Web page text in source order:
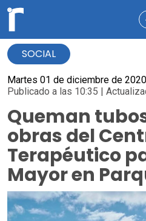
SOCIAL
Martes 01 de diciembre de 2020
Publicado a las 10:35 |
Queman
obras del
Terapéutico
Mayor en